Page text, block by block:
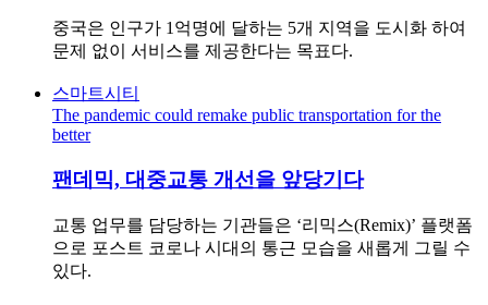
중국은 인구가 1억명에 달하는 5개 지역을 도시화 하여
문제 없이 서비스를 제공한다는 목표다.
스마트시티
The pandemic could remake public transportation for the
better
팬데믹, 대중교통 개선을 앞당기다
교통 업무를 담당하는 기관들은 ‘리믹스(Remix)’ 플랫폼
으로 포스트 코로나 시대의 통근 모습을 새롭게 그릴 수
있다.